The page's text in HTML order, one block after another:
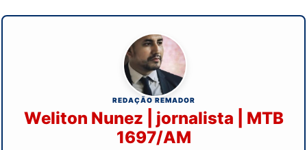
REDAÇÃO REMADOR
Weliton Nunez | jornalista | MTB
1697/AM